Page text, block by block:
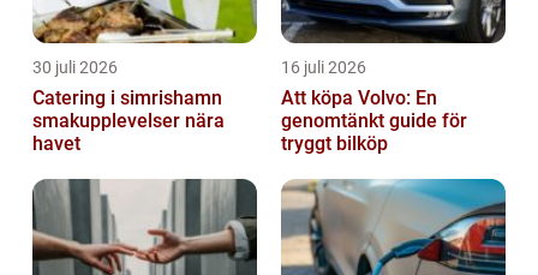
30 juli 2026
Catering i simrishamn
smakupplevelser nära
havet
16 juli 2026
Att köpa Volvo: En
genomtänkt guide för
tryggt bilköp